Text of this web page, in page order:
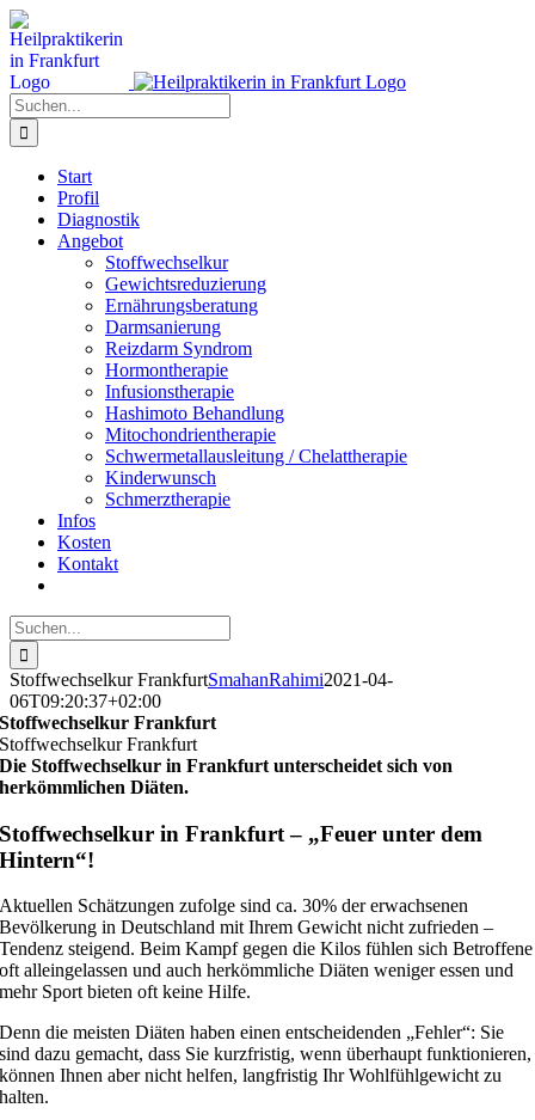
Zum
Inhalt
springen
Suche
nach:
Start
Profil
Diagnostik
Angebot
Stoffwechselkur
Gewichtsreduzierung
Ernährungsberatung
Darmsanierung
Reizdarm Syndrom
Hormontherapie
Infusionstherapie
Hashimoto Behandlung
Mitochondrientherapie
Schwermetallausleitung / Chelattherapie
Kinderwunsch
Schmerztherapie
Infos
Kosten
Kontakt
Suche
nach:
Stoffwechselkur FrankfurtSmahanRahimi2021-04-
06T09:20:37+02:00
Stoffwechselkur Frankfurt
Stoffwechselkur Frankfurt
Die Stoffwechselkur in Frankfurt unterscheidet sich von
herkömmlichen Diäten.
Stoffwechselkur in Frankfurt – „Feuer unter dem
Hintern“!
Aktuellen Schätzungen zufolge sind ca. 30% der erwachsenen
Bevölkerung in Deutschland mit Ihrem Gewicht nicht zufrieden –
Tendenz steigend. Beim Kampf gegen die Kilos fühlen sich Betroffene
oft alleingelassen und auch herkömmliche Diäten weniger essen und
mehr Sport bieten oft keine Hilfe.
Denn die meisten Diäten haben einen entscheidenden „Fehler“: Sie
sind dazu gemacht, dass Sie kurzfristig, wenn überhaupt funktionieren,
können Ihnen aber nicht helfen, langfristig Ihr Wohlfühlgewicht zu
halten.